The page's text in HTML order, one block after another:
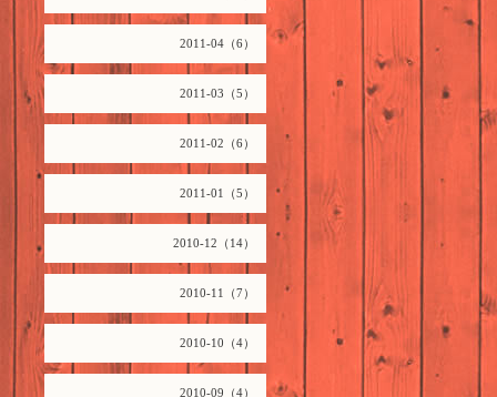
2011-04（6）
2011-03（5）
2011-02（6）
2011-01（5）
2010-12（14）
2010-11（7）
2010-10（4）
2010-09（4）